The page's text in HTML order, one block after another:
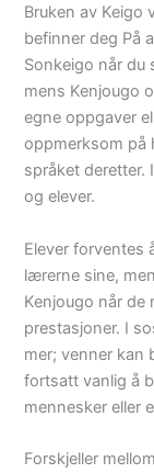
Bruken av Keigo
befinner deg På
Sonkeigo når du
mens Kenjougo
egne oppgaver
oppmerksom på
språket deretter.
og elever.
Elever forventes
lærerne sine,
Kenjougo når de
prestasjoner. I
mer; venner kan
fortsatt vanlig å
mennesker eller
Forskjeller